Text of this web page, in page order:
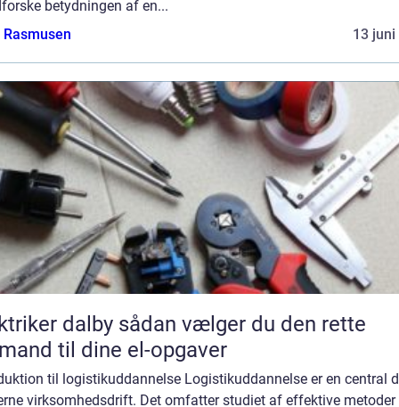
betydningen af en...
13 juni
sådan vælger du den rette
til dine el-opgaver
til logistikuddannelse Logistikuddannelse er en central
virksomhedsdrift. Det omfatter studiet af effektive